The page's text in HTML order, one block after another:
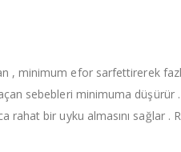
, minimum efor sarfettirerek
sebebleri minimuma düşürür .
rahat bir uyku almasını sağlar